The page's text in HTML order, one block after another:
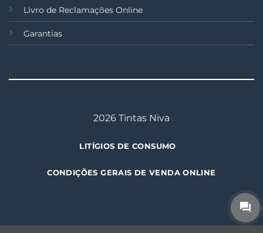
Livro de Reclamações Online
Garantias
2026 Tintas Niva
LITÍGIOS DE CONSUMO
CONDIÇÕES GERAIS DE VENDA ONLINE